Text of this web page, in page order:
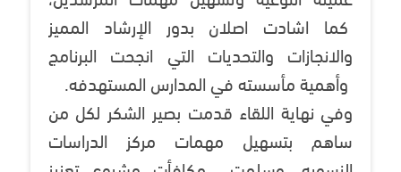
كما اشادت اصلان بدور الإرشاد المميز
والانجازات والتحديات التي انجحت البرنامج
وأهمية مأسسته في المدارس المستهدفه.
وفي نهاية اللقاء قدمت بصير الشكر لكل من
ساهم بتسهيل مهمات مركز الدراسات